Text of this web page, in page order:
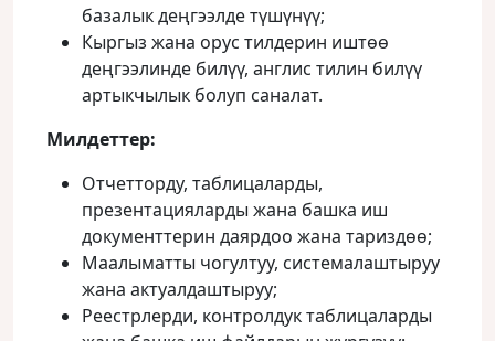
базалык деңгээлде түшүнүү;
Кыргыз жана орус тилдерин иштөө
деңгээлинде билүү, англис тилин билүү
артыкчылык болуп саналат.
Милдеттер:
Отчетторду, таблицаларды,
презентацияларды жана башка иш
документтерин даярдоо жана тариздөө;
Маалыматты чогултуу, системалаштыруу
жана актуалдаштыруу;
Реестрлерди, контролдук таблицаларды